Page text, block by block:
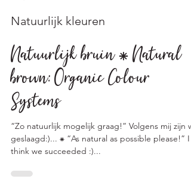
12 apr 2023
Natuurlijk kleuren
Natuurlijk bruin ⁕ Natural
brown: Organic Colour
Systems
“Zo natuurlijk mogelijk graag!” Volgens mij zijn
think we succeeded :)...